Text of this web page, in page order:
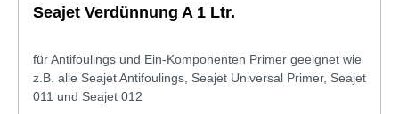
Seajet Verdünnung A 1 Ltr.
für Antifoulings und Ein-Komponenten Primer geeignet wie
z.B. alle Seajet Antifoulings, Seajet Universal Primer, Seajet
011 und Seajet 012